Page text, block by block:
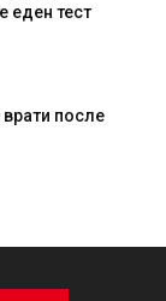
еден тест
после